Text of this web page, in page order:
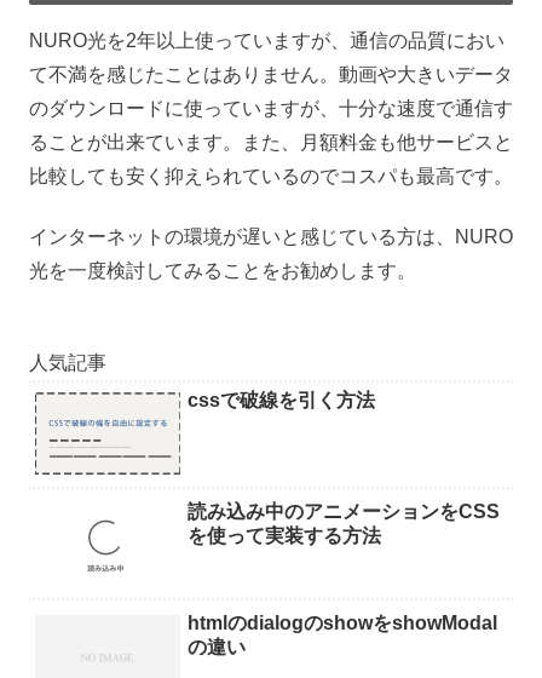
NURO光を2年以上使っていますが、通信の品質におい
て不満を感じたことはありません。動画や大きいデータ
のダウンロードに使っていますが、十分な速度で通信す
ることが出来ています。また、月額料金も他サービスと
比較しても安く抑えられているのでコスパも最高です。
インターネットの環境が遅いと感じている方は、NURO
光を一度検討してみることをお勧めします。
人気記事
cssで破線を引く方法
読み込み中のアニメーションをCSS
を使って実装する方法
htmlのdialogのshowをshowModal
の違い